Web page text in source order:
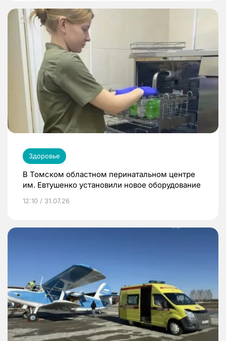
Здоровье
В Томском областном перинатальном центре
им. Евтушенко установили новое оборудование
12:10 / 31.07.26